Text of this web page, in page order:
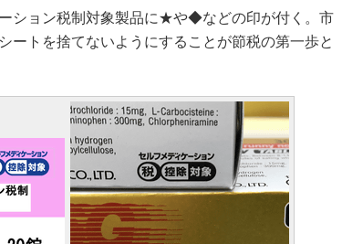
ション税制対象製品に★や◆などの印が付く。市
ートを捨てないようにすることが節税の第一歩と